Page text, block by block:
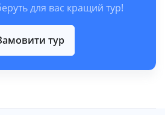
для вас кращий тур!
тур